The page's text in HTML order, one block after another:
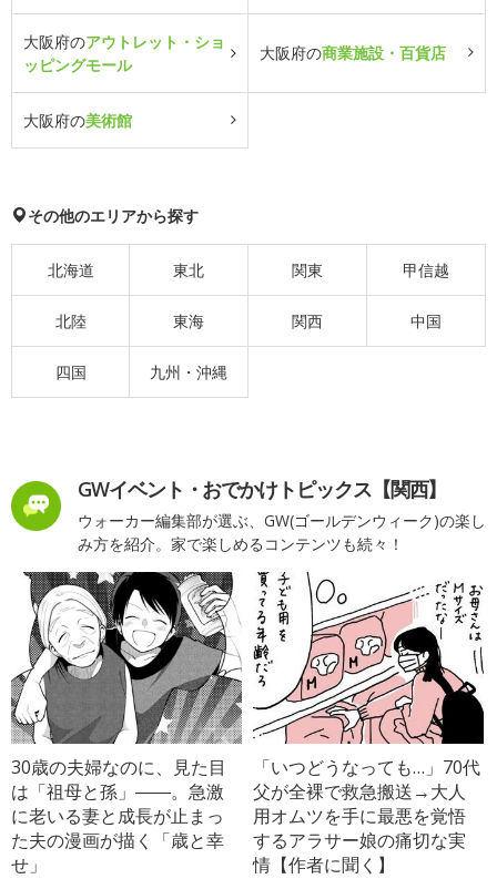
大阪府のアウトレット・ショ
ッピングモール
大阪府の商業施設・百貨店
大阪府の美術館
その他のエリアから探す
北海道 東北 関東 甲信越
北陸 東海 関西 中国
四国 九州・沖縄
GWイベント・おでかけトピックス【関西】
ウォーカー編集部が選ぶ、GW(ゴールデンウィーク)の楽し
み方を紹介。家で楽しめるコンテンツも続々！
30歳の夫婦なのに、見た目
は「祖母と孫」――。急激
に老いる妻と成長が止まっ
た夫の漫画が描く「歳と幸
せ」
「いつどうなっても…」70代
父が全裸で救急搬送→大人
用オムツを手に最悪を覚悟
するアラサー娘の痛切な実
情【作者に聞く】